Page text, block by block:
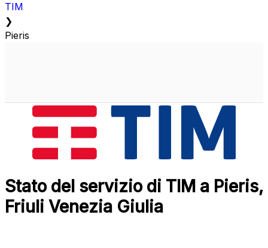
TIM
❯
Pieris
Stato del servizio di TIM a Pieris,
Friuli Venezia Giulia